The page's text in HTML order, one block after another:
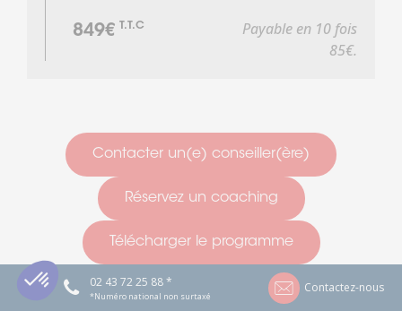
849€ T.T.C
Payable en 10 fois
85€.
Contacter un(e) conseiller(ère)
Réservez un coaching
Télécharger le programme
02 43 72 25 88 *
*Numéro national non surtaxé
Contactez-nous